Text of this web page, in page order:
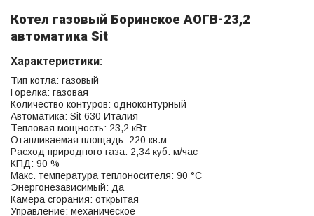
Котел газовый Боринское АОГВ-23,2
автоматика Sit
Характеристики:
Тип котла: газовый
Горелка: газовая
Количество контуров: одноконтурный
Автоматика: Sit 630 Италия
Тепловая мощность: 23,2 кВт
Отапливаемая площадь: 220 кв.м
Расход природного газа: 2,34 куб. м/час
КПД: 90 %
Макс. температура теплоносителя: 90 °С
Энергонезависимый: да
Камера сгорания: открытая
Управление: механическое